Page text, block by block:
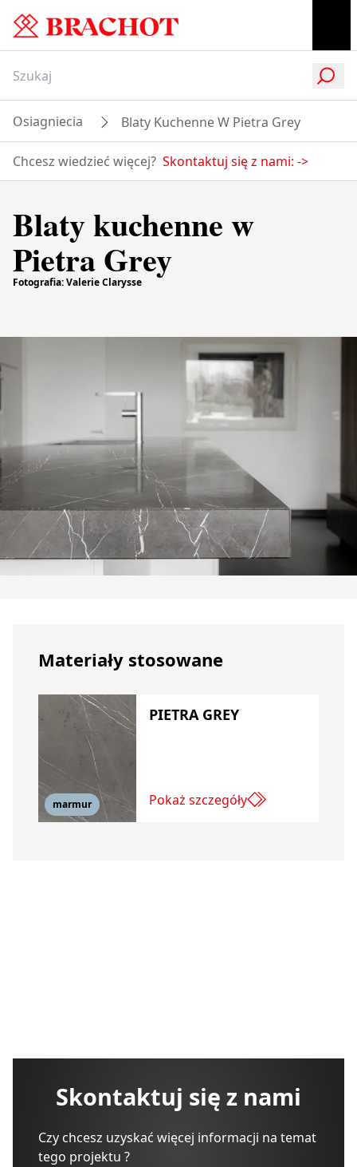
Osiagniecia Blaty Kuchenne W Pietra Grey
Chcesz wiedzieć więcej? Skontaktuj się z nami: ->
Blaty kuchenne w
Pietra Grey
Fotografia: Valerie Clarysse
Materiały stosowane
marmur
PIETRA GREY
Pokaż szczegóły
Skontaktuj się z nami
Czy chcesz uzyskać więcej informacji na temat
tego projektu ?